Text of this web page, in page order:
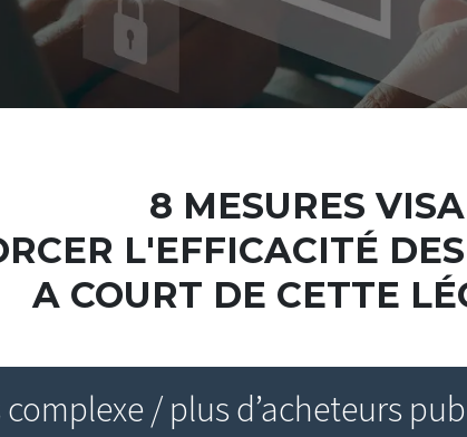
8 MESURES
L'EFFICACITÉ
A COURT DE CETTE
/ plus d’acheteurs